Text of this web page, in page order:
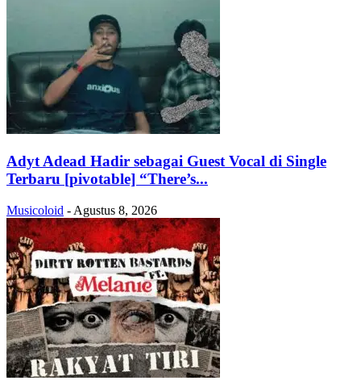
Adyt Adead Hadir sebagai Guest Vocal di Single
Terbaru [pivotable] “There’s...
Musicoloid - Agustus 8, 2026